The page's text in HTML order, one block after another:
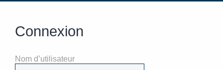
Connexion
Nom d’utilisateur